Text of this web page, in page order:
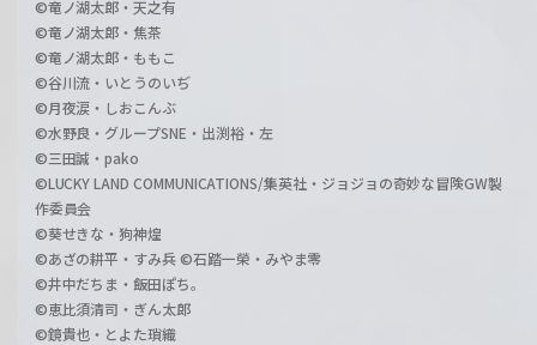
©竜ノ湖太郎・天之有
©竜ノ湖太郎・焦茶
©竜ノ湖太郎・ももこ
©谷川流・いとうのいぢ
©月夜涙・しおこんぶ
©水野良・グループSNE・出渕裕・左
©三田誠・pako
©LUCKY LAND COMMUNICATIONS/集英社・ジョジョの奇妙な冒険GW製
作委員会
©葵せきな・狗神煌
©あざの耕平・すみ兵 ©石踏一榮・みやま零
©井中だちま・飯田ぽち。
©恵比須清司・ぎん太郎
©鏡貴也・とよた瑣織